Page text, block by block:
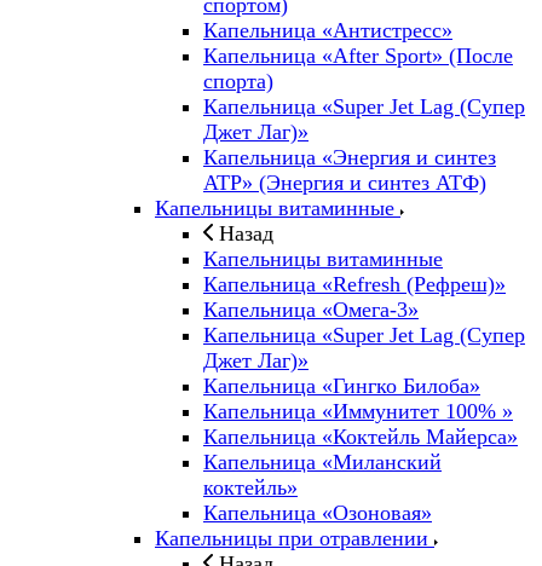
спортом)
Капельница «Антистресс»
Капельница «After Sport» (После
спорта)
Капельница «Super Jet Lag (Супер
Джет Лаг)»
Капельница «Энергия и синтез
ATP» (Энергия и синтез АТФ)
Капельницы витаминные
Назад
Капельницы витаминные
Капельница «Refresh (Рефреш)»
Капельница «Омега-3»
Капельница «Super Jet Lag (Супер
Джет Лаг)»
Капельница «Гингко Билоба»
Капельница «Иммунитет 100% »
Капельница «Коктейль Майерса»
Капельница «Миланский
коктейль»
Капельница «Озоновая»
Капельницы при отравлении